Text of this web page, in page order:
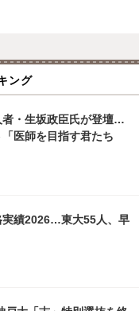
ング
・生坂政臣氏が登壇…
医師を目指す君たち
実績2026…東大55人、早